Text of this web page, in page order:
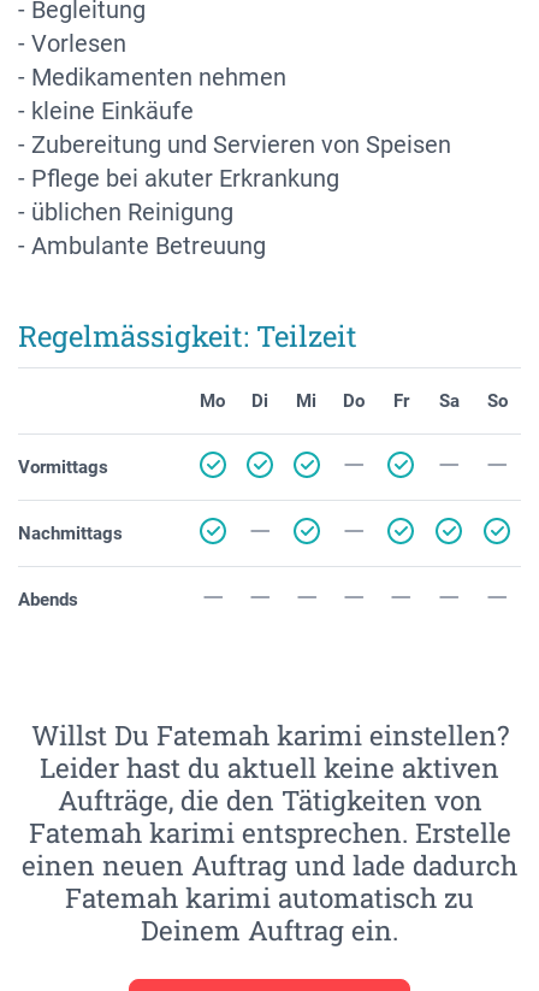
- Begleitung
- Vorlesen
- Medikamenten nehmen
- kleine Einkäufe
- Zubereitung und Servieren von Speisen
- Pflege bei akuter Erkrankung
- üblichen Reinigung
- Ambulante Betreuung
Regelmässigkeit: Teilzeit
Mo Di Mi Do Fr Sa So
Vormittags
Nachmittags
Abends
Willst Du Fatemah karimi einstellen?
Leider hast du aktuell keine aktiven
Aufträge, die den Tätigkeiten von
Fatemah karimi entsprechen. Erstelle
einen neuen Auftrag und lade dadurch
Fatemah karimi automatisch zu
Deinem Auftrag ein.